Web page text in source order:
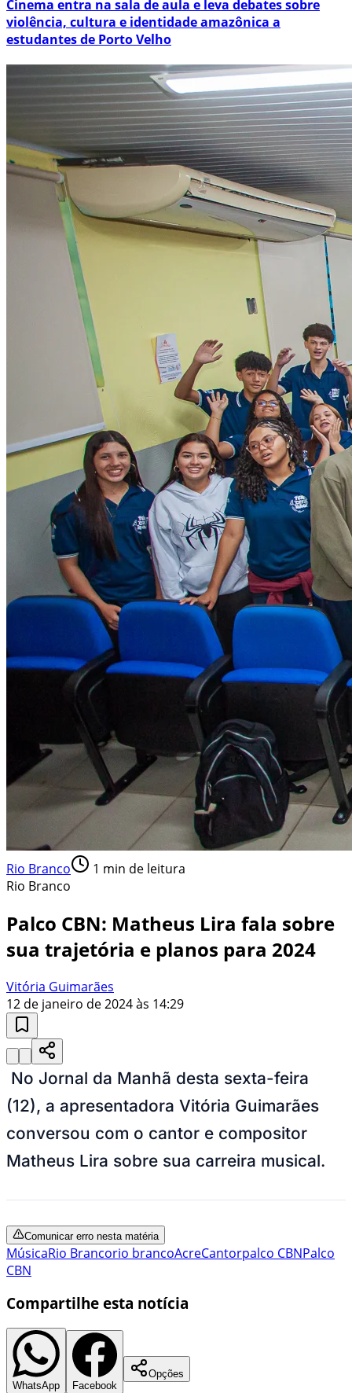
Cinema entra na sala de aula e leva debates sobre
violência, cultura e identidade amazônica a
estudantes de Porto Velho
Rio Branco 1 min de leitura
Rio Branco
Palco CBN: Matheus Lira fala sobre
sua trajetória e planos para 2024
Vitória Guimarães
12 de janeiro de 2024 às 14:29
No Jornal da Manhã desta sexta-feira
(12), a apresentadora Vitória Guimarães
conversou com o cantor e compositor
Matheus Lira sobre sua carreira musical.
Comunicar erro nesta matéria
MúsicaRio Brancorio brancoAcreCantorpalco CBNPalco
CBN
Compartilhe esta notícia
WhatsApp Facebook
Opções